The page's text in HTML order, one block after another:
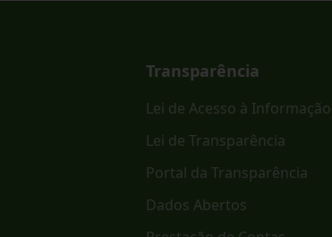
Transparência
Lei de Acesso à Informação
Lei de Transparência
Portal da Transparência
Dados Abertos